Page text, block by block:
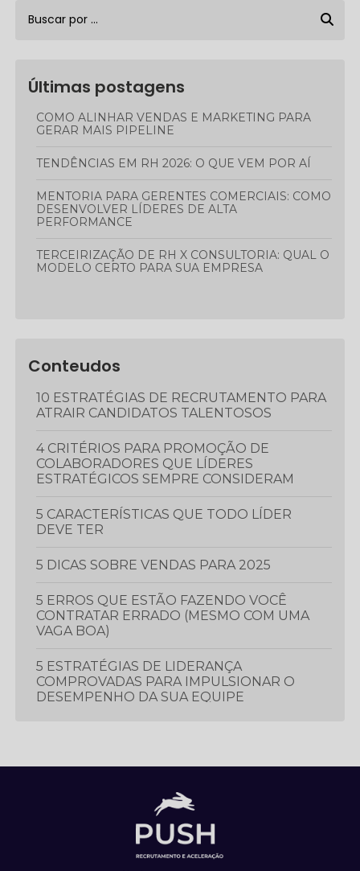
Últimas postagens
COMO ALINHAR VENDAS E MARKETING PARA
GERAR MAIS PIPELINE
TENDÊNCIAS EM RH 2026: O QUE VEM POR AÍ
MENTORIA PARA GERENTES COMERCIAIS: COMO
DESENVOLVER LÍDERES DE ALTA
PERFORMANCE
TERCEIRIZAÇÃO DE RH X CONSULTORIA: QUAL O
MODELO CERTO PARA SUA EMPRESA
Conteudos
10 ESTRATÉGIAS DE RECRUTAMENTO PARA
ATRAIR CANDIDATOS TALENTOSOS
4 CRITÉRIOS PARA PROMOÇÃO DE
COLABORADORES QUE LÍDERES
ESTRATÉGICOS SEMPRE CONSIDERAM
5 CARACTERÍSTICAS QUE TODO LÍDER
DEVE TER
5 DICAS SOBRE VENDAS PARA 2025
5 ERROS QUE ESTÃO FAZENDO VOCÊ
CONTRATAR ERRADO (MESMO COM UMA
VAGA BOA)
5 ESTRATÉGIAS DE LIDERANÇA
COMPROVADAS PARA IMPULSIONAR O
DESEMPENHO DA SUA EQUIPE
O DESEMPENHO DA SUA EQUIPE DE